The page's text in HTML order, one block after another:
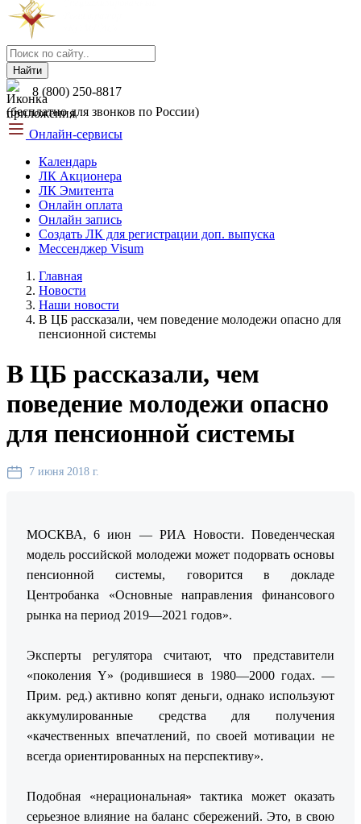
Найти
8 (800) 250-8817
(бесплатно для звонков по России)
Онлайн-сервисы
Календарь
ЛК Акционера
ЛК Эмитента
Онлайн оплата
Онлайн запись
Создать ЛК для регистрации доп. выпуска
Мессенджер Visum
Главная
Новости
Наши новости
В ЦБ рассказали, чем поведение молодежи опасно для
пенсионной системы
В ЦБ рассказали, чем
поведение молодежи опасно
для пенсионной системы
7 июня 2018 г.
МОСКВА, 6 июн — РИА Новости. Поведенческая
модель российской молодежи может подорвать основы
пенсионной системы, говорится в докладе
Центробанка «Основные направления финансового
рынка на период 2019—2021 годов».
Эксперты регулятора считают, что представители
«поколения Y» (родившиеся в 1980—2000 годах. —
Прим. ред.) активно копят деньги, однако используют
аккумулированные средства для получения
«качественных впечатлений, по своей мотивации не
всегда ориентированных на перспективу».
Подобная «нерациональная» тактика может оказать
серьезное влияние на баланс сбережений. Это, в свою